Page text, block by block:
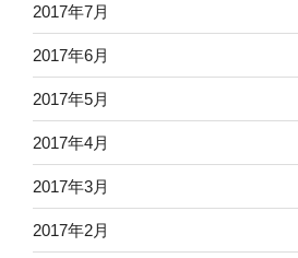
2017年7月
2017年6月
2017年5月
2017年4月
2017年3月
2017年2月